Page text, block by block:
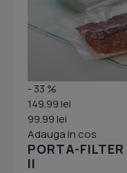
- 33 %
149.99 lei
99.99 lei
Adauga in cos
PORTA-
II